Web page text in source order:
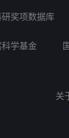
研奖项数据库
科学基金
关